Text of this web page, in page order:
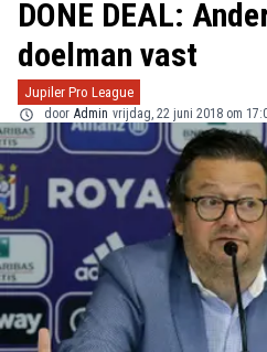
DONE DEAL:
doelman vast
Jupiler Pro League
door Admin vrijdag, 22 juni 2018 om